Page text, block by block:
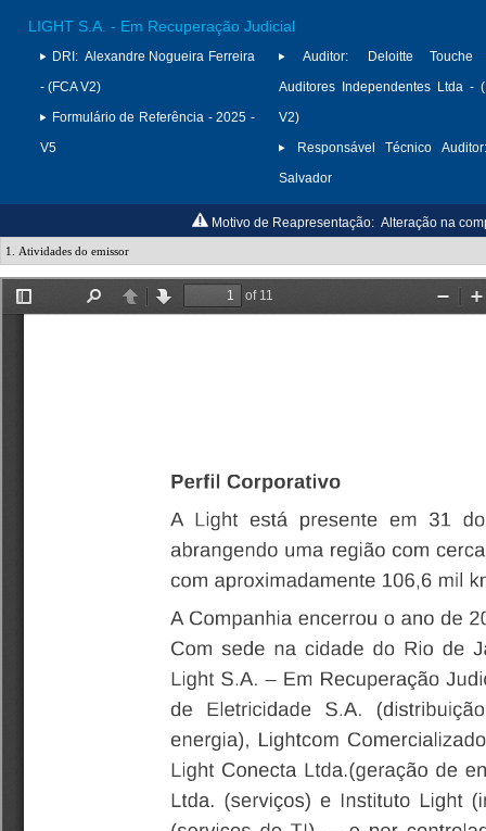
LIGHT S.A. - Em Recuperação Judicial
DRI: Alexandre Nogueira Ferreira
- (FCA V2)
Formulário de Referência - 2025 -
V5
Auditor:
Deloitte Touche
Auditores Independentes Ltda -
V2)
Responsável Técnico Auditor:
Salvador
Motivo de Reapresentação: Alteração na